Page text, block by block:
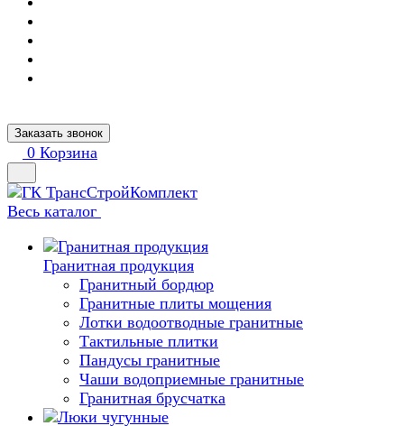
Заказать звонок
0 Корзина
Весь каталог
Гранитная продукция
Гранитный бордюр
Гранитные плиты мощения
Лотки водоотводные гранитные
Тактильные плитки
Пандусы гранитные
Чаши водоприемные гранитные
Гранитная брусчатка